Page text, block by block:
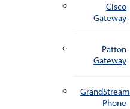
Cisco
Gateway
Patton
Gateway
GrandStream
Phone